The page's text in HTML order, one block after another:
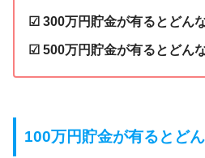
☑ 300万円貯金が有るとどん
☑ 500万円貯金が有るとどん
100万円貯金が有ると ど